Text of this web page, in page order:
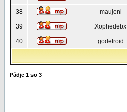
38 maujeni
39 Xophedebx
40 godefroid
Pådje 1 so 3